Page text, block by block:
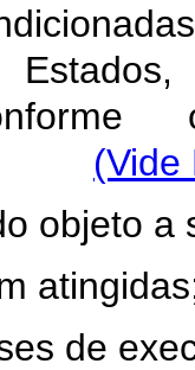
(Vide
objeto
de